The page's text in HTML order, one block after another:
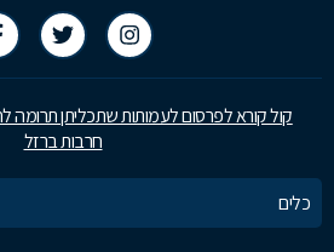
קול קורא לפרסום לעמותות שתכליתן תרומה
חרבות ברזל
כלים